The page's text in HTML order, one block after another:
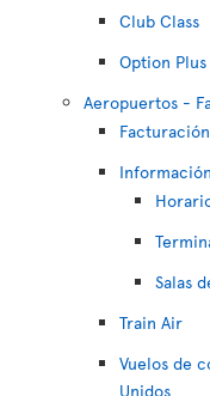
Club Class
Option Plus
Aeropuertos -
Salas
Train Air
Vuelos de
Unidos